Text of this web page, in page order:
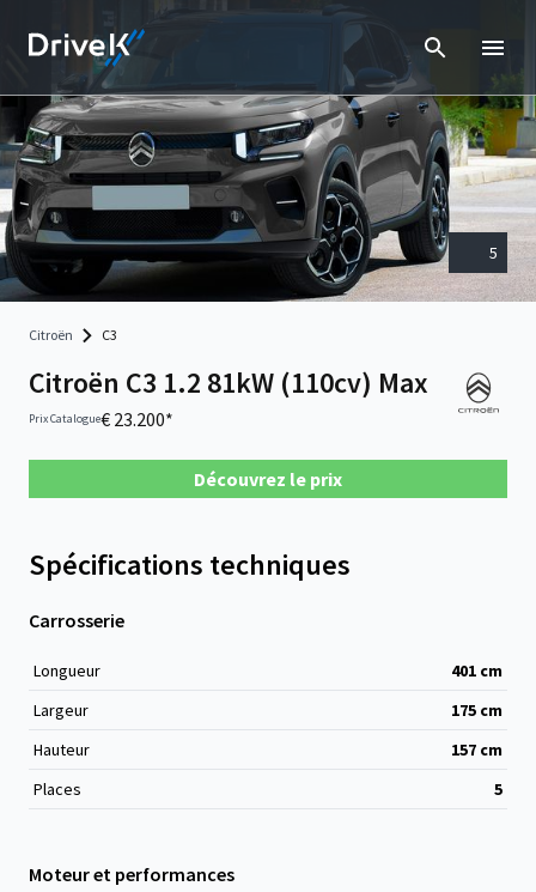
5
Citroën C3
Citroën C3 1.2 81kW (110cv) Max
Prix Catalogue€ 23.200*
Découvrez le prix
Spécifications techniques
Carrosserie
Longueur 401 cm
Largeur
175 cm
Hauteur
157 cm
Places
5
Moteur et performances